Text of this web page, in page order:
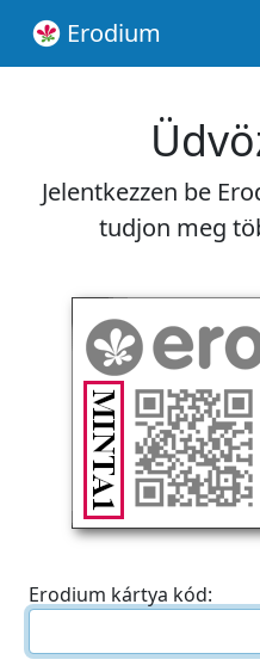
Erodium
Jelentkezzen be
tudjon meg
Erodium kártya kód: